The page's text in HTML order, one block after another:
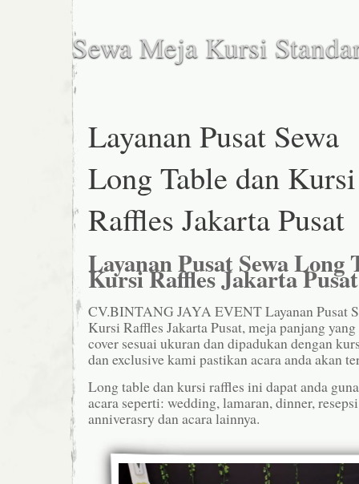
Sewa Meja Kursi
Layanan Pusat Sewa
Long Table dan Kursi
Raffles Jakarta Pusat
Layanan Pusat Sewa Long
Kursi Raffles Jakarta Pusat
CV.BINTANG JAYA EVENT Layanan Pusat
Kursi Raffles Jakarta Pusat, meja panjang
cover sesuai ukuran dan dipadukan dengan
dan exclusive kami pastikan acara anda akan
Long table dan kursi raffles ini dapat anda
acara seperti: wedding, lamaran, dinner,
anniverasry dan acara lainnya.